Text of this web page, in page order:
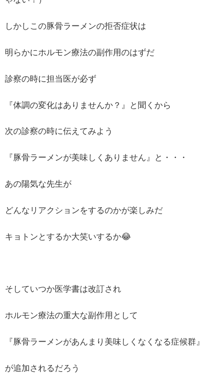
しかしこの豚骨ラーメンの拒否症状は
明らかにホルモン療法の副作用のはずだ
診察の時に担当医が必ず
『体調の変化はありませんか？』と聞くから
次の診察の時に伝えてみよう
『豚骨ラーメンが美味しくありません』と・・・
あの陽気な先生が
どんなリアクションをするのかが楽しみだ
キョトンとするか大笑いするか😂
そしていつか医学書は改訂され
ホルモン療法の重大な副作用として
『豚骨ラーメンがあんまり美味しくなくなる症候群』
が追加されるだろう